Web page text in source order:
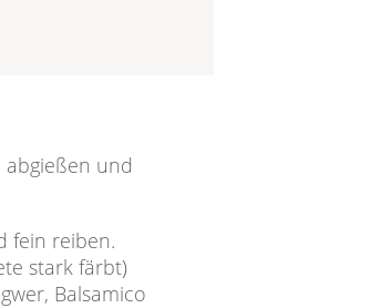
abgießen und
fein reiben.
stark färbt)
Balsamico